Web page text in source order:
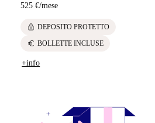
525 €/mese
lock DEPOSITO PROTETTO
euro BOLLETTE INCLUSE
+info